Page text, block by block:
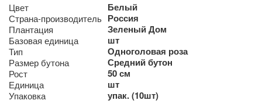
Цвет Белый
Страна-производитель Россия
Плантация Зеленый Дом
Базовая единица шт
Тип Одноголовая роза
Размер бутона Средний бутон
Рост 50 см
Единица шт
Упаковка упак. (10шт)